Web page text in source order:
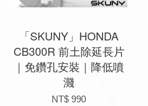
「SKUNY」HONDA
CB300R 前土除延長片
｜免鑽孔安裝｜降低噴
濺
NT$ 990